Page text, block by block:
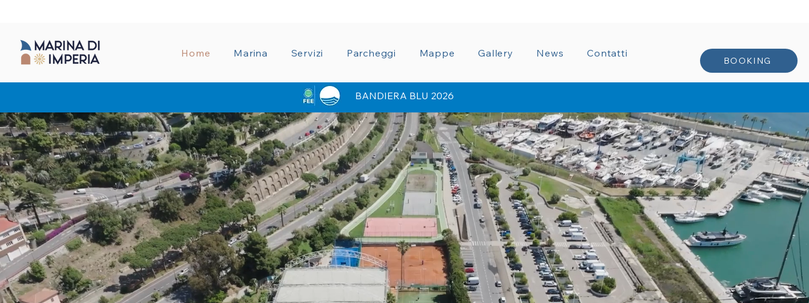
Home Marina Servizi Parcheggi Mappe Gallery News Contatti
BOOKING
BANDIERA BLU 2026